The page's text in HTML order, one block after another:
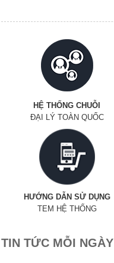
HỆ THỐNG CHUỖI
ĐẠI LÝ TOÀN QUỐC
HƯỚNG DẪN SỬ DỤNG
TEM HỆ THỐNG
TIN TỨC MỖI NGÀY